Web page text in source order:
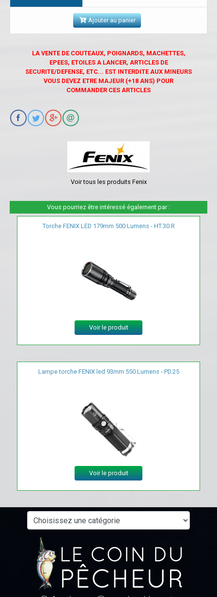
Ajouter au panier
LA VENTE DE COUTEAUX, POIGNARDS, MACHETTES,
EPEES, ETOILES A LANCER, ARTICLES DE
SECURITE/DEFENSE, ETC... EST INTERDITE AUX MINEURS
VOUS DEVEZ ETRE MAJEUR (+18 ANS) POUR
COMMANDER CES ARTICLES
Voir tous les produits Fenix
Vous pourriez être intéressé également par :
Torche FENIX LED 179mm 500 Lumens - HT.30.R
Voir le produit
Lampe torche FENIX led 93mm 550 Lumens - PD.25
Voir le produit